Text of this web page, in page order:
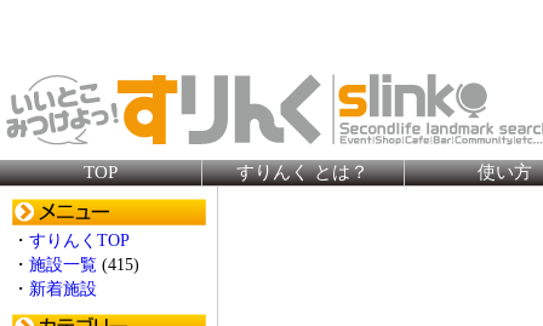
TOP すりんく とは？ 使い方
・ すりんくTOP
・ 施設一覧 (415)
・ 新着施設